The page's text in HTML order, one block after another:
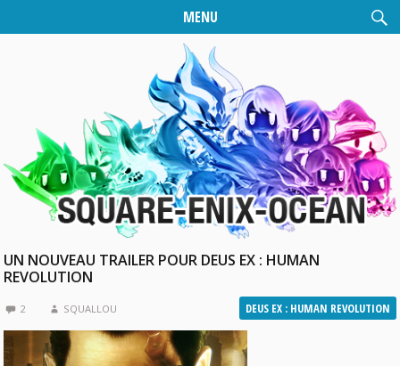
MENU
UN NOUVEAU TRAILER POUR DEUS EX : HUMAN
REVOLUTION
DEUS EX : HUMAN REVOLUTION
2 SQUALLOU